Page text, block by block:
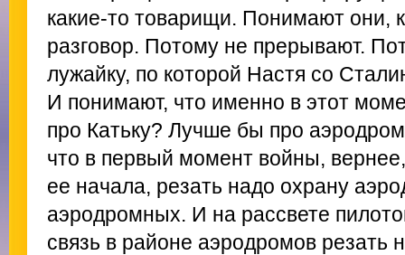
какие-то товарищи. Понимают они,
разговор. Потому не прерывают.
лужайку, по которой Настя со
И понимают, что именно в этот
про Катьку? Лучше бы про
что в первый момент войны,
ее начала, резать надо охрану
аэродромных. И на рассвете
связь в районе аэродромов резать